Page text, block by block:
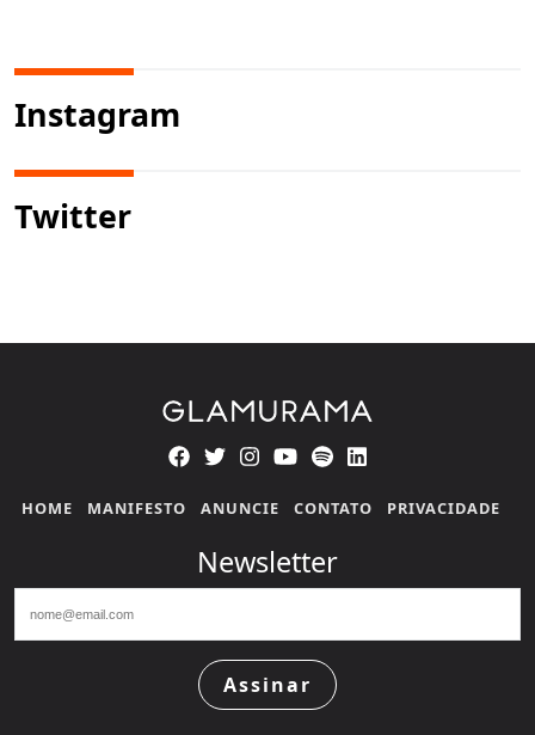
Instagram
Twitter
HOME MANIFESTO ANUNCIE CONTATO PRIVACIDADE
Newsletter